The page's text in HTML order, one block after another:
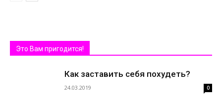
Это Вам пригодится!
Как заставить себя похудеть?
24.03.2019 0